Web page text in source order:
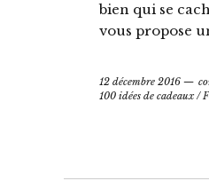
bien qui se
vous propose
12 décembre 2016
100 idées de cadeaux/